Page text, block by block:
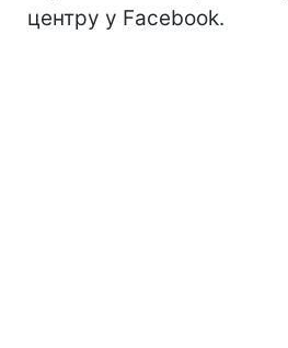
центру у Facebook.